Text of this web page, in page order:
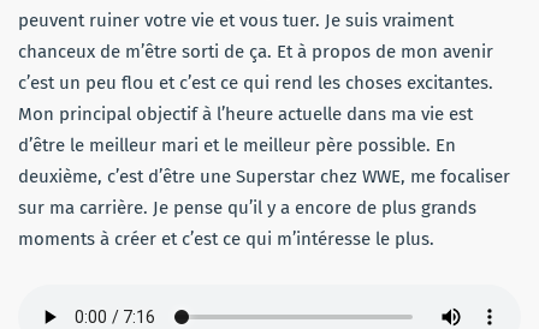
peuvent ruiner votre vie et vous tuer. Je suis vraiment
chanceux de m’être sorti de ça. Et à propos de mon avenir
c’est un peu flou et c’est ce qui rend les choses excitantes.
Mon principal objectif à l’heure actuelle dans ma vie est
d’être le meilleur mari et le meilleur père possible. En
deuxième, c’est d’être une Superstar chez WWE, me focaliser
sur ma carrière. Je pense qu’il y a encore de plus grands
moments à créer et c’est ce qui m’intéresse le plus.